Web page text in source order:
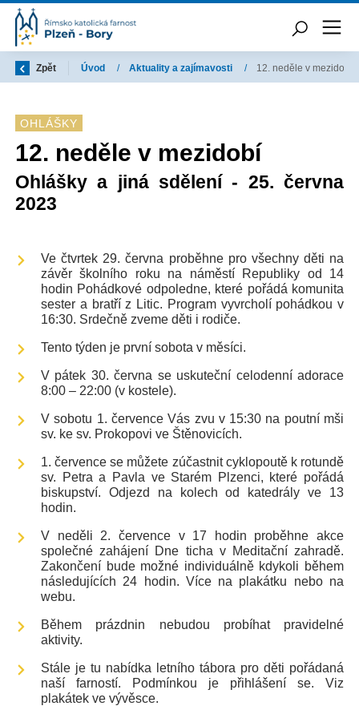
Zpět Úvod / Aktuality a zajímavosti / 12. neděle v mezidobí
OHLÁŠKY
12. neděle v mezidobí
Ohlášky a jiná sdělení - 25. června
2023
Ve čtvrtek 29. června proběhne pro všechny děti na
závěr školního roku na náměstí Republiky od 14
hodin Pohádkové odpoledne, které pořádá komunita
sester a bratří z Litic. Program vyvrcholí pohádkou v
16:30. Srdečně zveme děti i rodiče.
Tento týden je první sobota v měsíci.
V pátek 30. června se uskuteční celodenní adorace
8:00 – 22:00 (v kostele).
V sobotu 1. července Vás zvu v 15:30 na poutní mši
sv. ke sv. Prokopovi ve Štěnovicích.
1. července se můžete zúčastnit cyklopoutě k rotundě
sv. Petra a Pavla ve Starém Plzenci, které pořádá
biskupství. Odjezd na kolech od katedrály ve 13
hodin.
V neděli 2. července v 17 hodin proběhne akce
společné zahájení Dne ticha v Meditační zahradě.
Zakončení bude možné individuálně kdykoli během
následujících 24 hodin. Více na plakátku nebo na
webu.
Během prázdnin nebudou probíhat pravidelné
aktivity.
Stále je tu nabídka letního tábora pro děti pořádaná
naší farností. Podmínkou je přihlášení se. Viz
plakátek ve vývěsce.